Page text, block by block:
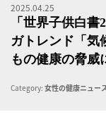
2025.04.25
「世界子供白
ガトレンド「気
もの健康の脅威
Category: 女性の健康ニュー